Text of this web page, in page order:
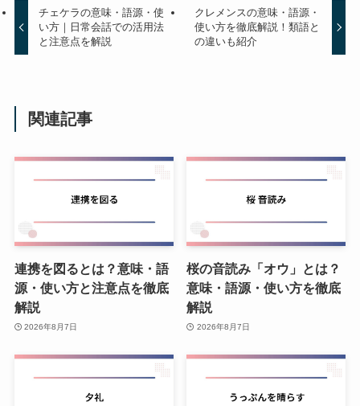
チェケラの意味・語源・使
い方｜日常会話での活用法
と注意点を解説
クレメンスの意味・語源・
使い方を徹底解説！類語と
の違いも紹介
関連記事
連携を図るとは？意味・語
源・使い方と注意点を徹底
解説
2026年8月7日
桜の音読み「オウ」とは？
意味・語源・使い方を徹底
解説
2026年8月7日